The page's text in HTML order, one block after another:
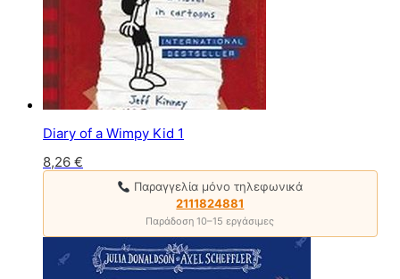
Diary of a Wimpy Kid 1
8,26 €
Παραγγελία μόνο τηλεφωνικά
2111824881
Παράδοση 10–15 εργάσιμες